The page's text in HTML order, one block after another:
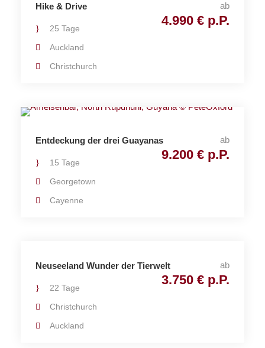
Hike & Drive ab
4.990 € p.P.
25 Tage
Auckland
Christchurch
Entdeckung der drei Guayanas ab
9.200 € p.P.
15 Tage
Georgetown
Cayenne
Neuseeland Wunder der Tierwelt ab
3.750 € p.P.
22 Tage
Christchurch
Auckland